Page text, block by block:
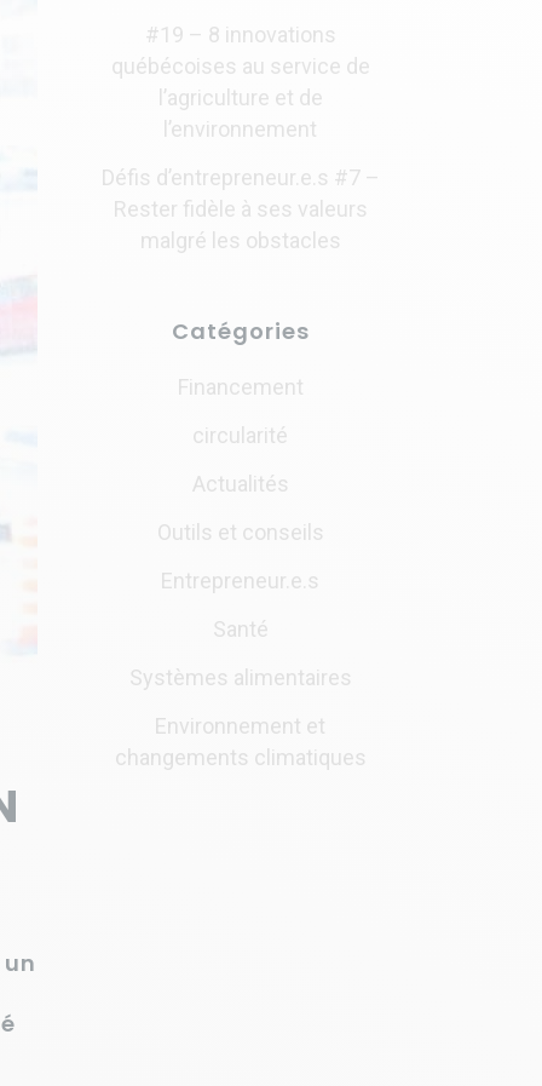
#19 – 8 innovations
québécoises au service de
l’agriculture et de
l’environnement
Défis d’entrepreneur.e.s #7 –
Rester fidèle à ses valeurs
malgré les obstacles
Catégories
Financement
circularité
Actualités
Outils et conseils
Entrepreneur.e.s
Santé
Systèmes alimentaires
Environnement et
changements climatiques